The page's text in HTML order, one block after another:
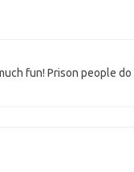
fun! Prison people do